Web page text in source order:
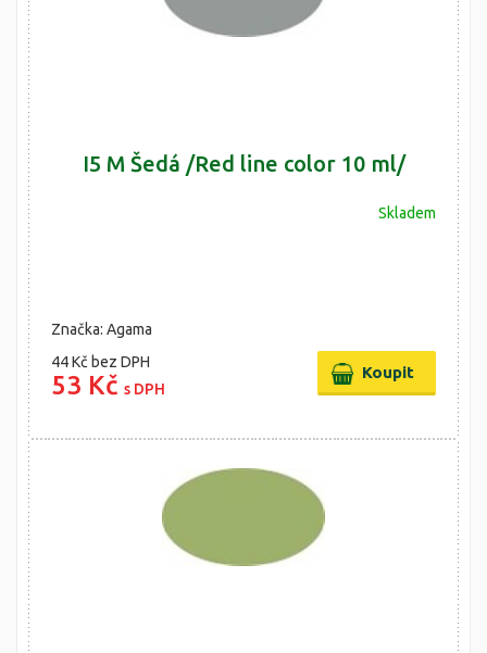
I5 M Šedá /Red line color 10 ml/
Skladem
Značka: Agama
44 Kč bez DPH
53 Kč s DPH